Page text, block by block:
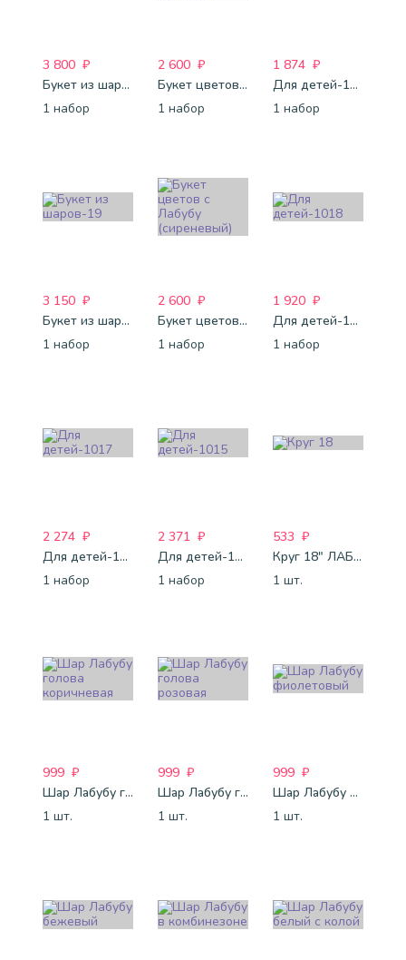
3 800 ₽
Букет из шаров-18
1 набор
2 600 ₽
Букет цветов с Labubu (зеленый)
1 набор
1 874 ₽
Для детей-1016
1 набор
3 150 ₽
Букет из шаров-19
1 набор
2 600 ₽
Букет цветов с Лабубу (сиреневый)
1 набор
1 920 ₽
Для детей-1018
1 набор
2 274 ₽
Для детей-1017
1 набор
2 371 ₽
Для детей-1015
1 набор
533 ₽
Круг 18" ЛАБУБУ
1 шт.
999 ₽
Шар Лабубу голова коричневая
1 шт.
999 ₽
Шар Лабубу голова розовая
1 шт.
999 ₽
Шар Лабубу фиолетовый
1 шт.